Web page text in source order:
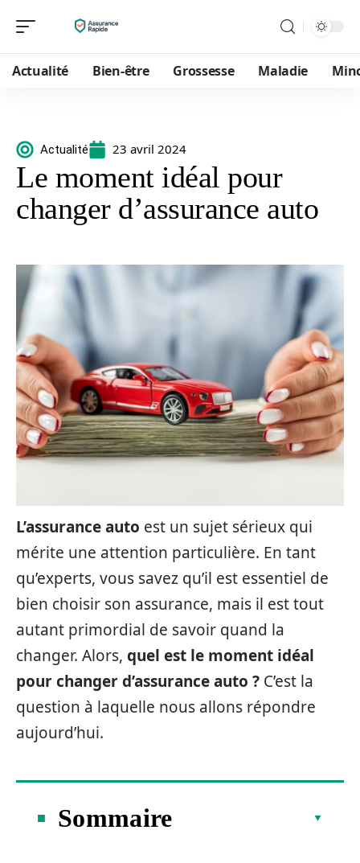
Actualité Bien-être Grossesse Maladie
Actualité 23 avril 2024
Le moment idéal pour
changer d’assurance auto
L’assurance auto est un sujet sérieux qui
mérite une attention particulière. En tant
qu’experts, vous savez qu’il est essentiel de
bien choisir son assurance, mais il est tout
autant primordial de savoir quand la
changer. Alors, quel est le moment idéal
pour changer d’assurance auto ? C’est la
question à laquelle nous allons répondre
aujourd’hui.
Sommaire